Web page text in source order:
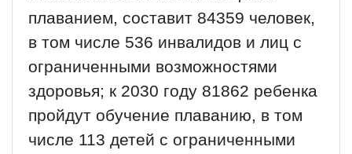
плаванием, составит 84359 человек,
в том числе 536 инвалидов и лиц с
ограниченными возможностями
здоровья; к 2030 году 81862 ребенка
пройдут обучение плаванию, в том
числе 113 детей с ограниченными